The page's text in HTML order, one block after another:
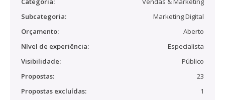
Subcategoria:
Marketing Digital
Orçamento:
Aberto
Nível de experiência:
Especialista
Visibilidade:
Público
Propostas:
23
Propostas excluídas:
1